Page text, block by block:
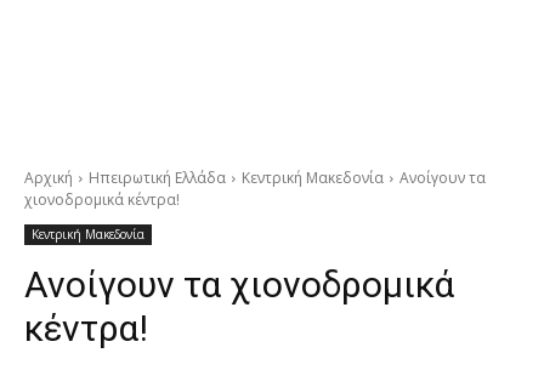
Αρχική Ηπειρωτική Ελλάδα Κεντρική Μακεδονία
Ανοίγουν τα
χιονοδρομικά κέντρα!
Κεντρική Μακεδονία
Ανοίγουν τα χιονοδρομικά
κέντρα!